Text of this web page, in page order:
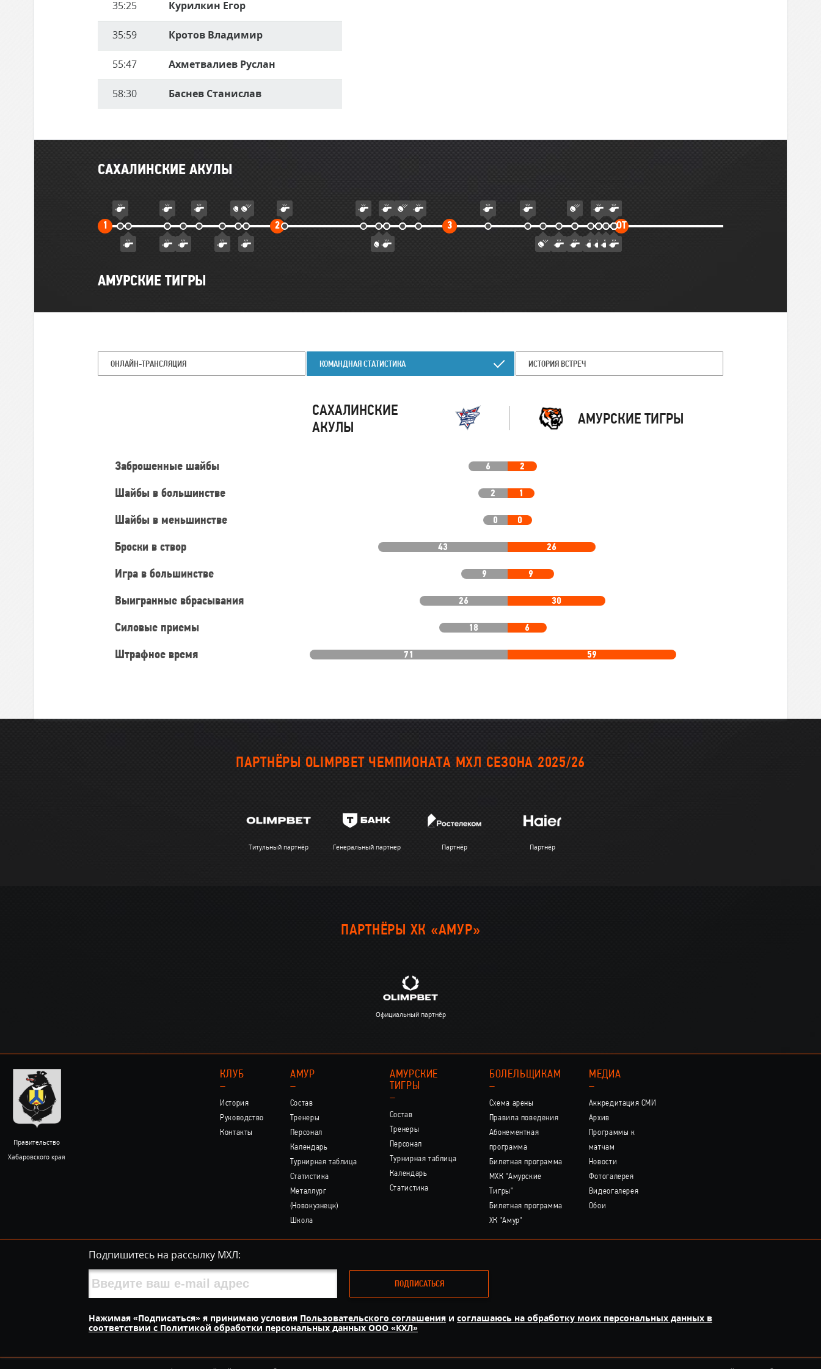
35:25 Курилкин Егор
35:59 Кротов Владимир
55:47 Ахметвалиев Руслан
58:30 Баснев Станислав
Главные
матча
САХАЛИНСКИЕ АКУЛЫ
1 Первый
тайм
2Второй
3Третий
ОТДополнительное
АМУРСКИЕ ТИГРЫ
ОНЛАЙН-ТРАНСЛЯЦИЯ КОМАНДНАЯ СТАТИСТИКА ИСТОРИЯ ВСТРЕЧ
САХАЛИНСКИЕ
АКУЛЫ
АМУРСКИЕ ТИГРЫ
Заброшенные шайбы 6 2
Шайбы в большинстве 2 1
Шайбы в меньшинстве 0 0
Броски в створ 43 26
Игра в большинстве 9 9
Выигранные вбрасывания 26 30
Силовые приемы 18 6
Штрафное время 71 59
ПАРТНЁРЫ OLIMPBET ЧЕМПИОНАТА МХЛ СЕЗОНА 2025/26
Титульный партнёр Генеральный партнер Партнёр Партнёр
ПАРТНЁРЫ ХК «АМУР»
Официальный партнёр
Правительство
Хабаровского края
КЛУБ
–
История
Руководство
Контакты
АМУР
–
Состав
Тренеры
Персонал
Календарь
Турнирная таблица
Статистика
Металлург
(Новокузнецк)
Школа
АМУРСКИЕ
ТИГРЫ
–
Состав
Тренеры
Персонал
Турнирная таблица
Календарь
Статистика
БОЛЕЛЬЩИКАМ
–
Схема арены
Правила поведения
Абонементная
программа
Билетная программа
МХК "Амурские
Тигры"
Билетная программа
ХК "Амур"
МЕДИА
–
Аккредитация СМИ
Архив
Программы к
матчам
Новости
Фотогалерея
Видеогалерея
Обои
Подпишитесь на рассылку МХЛ:
ПОДПИСАТЬСЯ
Нажимая «Подписаться» я принимаю условия Пользовательского соглашения и соглашаюсь на обработку моих персональных данных в
соответствии с Политикой обработки персональных данных ООО «КХЛ»